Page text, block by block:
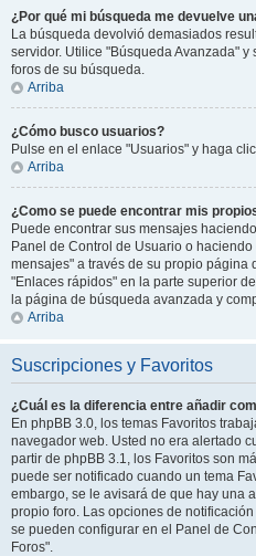
¿Por qué mi búsqueda me devuelve
La búsqueda devolvió demasiados
servidor. Utilice "Búsqueda Avanzada"
foros de su búsqueda.
Arriba
¿Cómo busco usuarios?
Pulse en el enlace "Usuarios" y haga
Arriba
¿Como se puede encontrar mis
Puede encontrar sus mensajes
Panel de Control de Usuario o
mensajes" a través de su propio página
"Enlaces rápidos" en la parte superior
la página de búsqueda avanzada y
Arriba
Suscripciones y Favoritos
¿Cuál es la diferencia entre añadir
En phpBB 3.0, los temas Favoritos
navegador web. Usted no era alertado
partir de phpBB 3.1, los Favoritos son
puede ser notificado cuando un tema
embargo, se le avisará de que hay una
propio foro. Las opciones de
se pueden configurar en el Panel de
Foros".